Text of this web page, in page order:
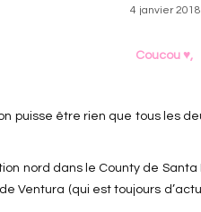
4 janvier 2018
Coucou ♥,
puisse être rien que tous les
nord dans le County de
Ventura (qui est toujours